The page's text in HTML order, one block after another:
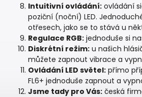
Intuitivní ovládání: ovládání
poziční (noční) LED.
otřesech, jako se to stává u
Regulace RGB: jednoduše si
Diskrétní režim: u našich
můžete zapnout vibrace a
Ovládání LED světel: přímo
FL6+ jednoduše zapnout a
Jsme tady pro Vás: česká